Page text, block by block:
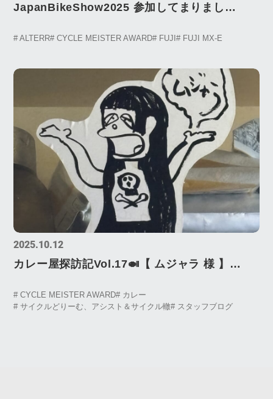
JapanBikeShow2025 参加してまりまし
に！CYCLEMEISTERAWARD
# ALTERR# CYCLE MEISTER AWARD# FUJI# FUJI MX-E
2025.10.12
カレー屋探訪記Vol.17🍛【 ムジャラ 様 】
# CYCLE MEISTER AWARD# カレー
# サイクルどりーむ、アシスト＆サイクル轍# スタッフブログ